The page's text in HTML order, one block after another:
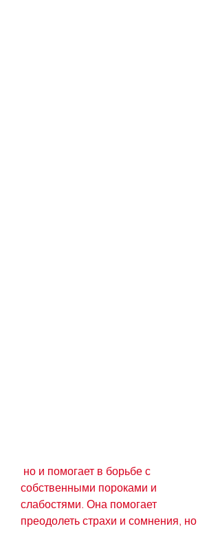
собственными пороками и
слабостями. Она помогает
преодолеть страхи и сомнения, но